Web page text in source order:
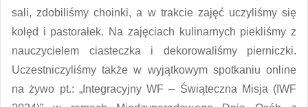
sali, zdobiliśmy choinki, a w trakcie zajęć uczyliśmy się
kolęd i pastorałek. Na zajęciach kulinarnych piekliśmy z
nauczycielem ciasteczka i dekorowaliśmy pierniczki.
Uczestniczyliśmy także w wyjątkowym spotkaniu online
na żywo pt.: „Integracyjny WF – Świąteczna Misja (IWF